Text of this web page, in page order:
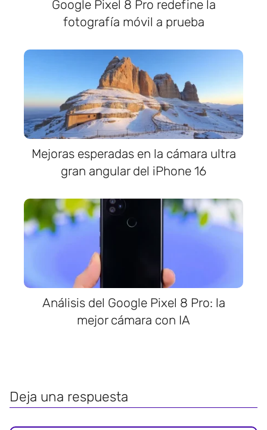
Google Pixel 8 Pro redefine la
fotografía móvil a prueba
Mejoras esperadas en la cámara ultra
gran angular del iPhone 16
Análisis del Google Pixel 8 Pro: la
mejor cámara con IA
Deja una respuesta